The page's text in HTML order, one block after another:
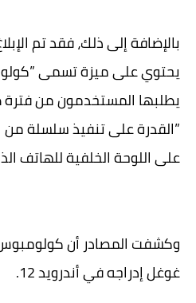
يحتوي على ميزة تسمى
يطلبها المستخدمون من
”القدرة على تنفيذ سلسلة من
على اللوحة الخلفية للهاتف
وكشفت المصادر أن كولومبوس
غوغل إدراجه في أندرويد 12.